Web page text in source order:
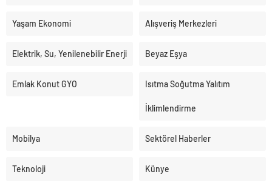
Yaşam Ekonomi Alışveriş Merkezleri
Elektrik, Su, Yenilenebilir Enerji Beyaz Eşya
Emlak Konut GYO Isıtma Soğutma Yalıtım
İklimlendirme
Mobilya Sektörel Haberler
Teknoloji Künye